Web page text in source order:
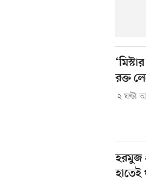
রক্ত
২ ঘণ্টা
হরমুজ
হাতেই